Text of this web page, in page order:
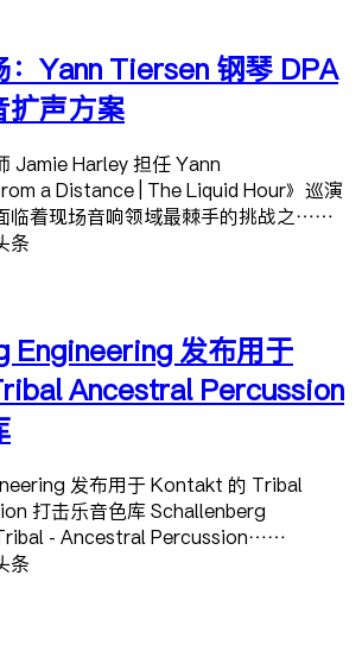
Yann Tiersen 钢琴 DPA
扩声方案
Jamie Harley 担任 Yann
a Distance | The Liquid Hour》巡演
临着现场音响领域最棘手的挑战之……
条
Engineering 发布用于
Ancestral Percussion
发布用于 Kontakt 的 Tribal
打击乐音色库 Schallenberg
- Ancestral Percussion……
条